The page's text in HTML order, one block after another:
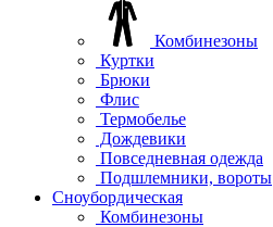
Комбинезоны
Куртки
Брюки
Флис
Термобелье
Дождевики
Повседневная одежда
Подшлемники, вороты
Сноубордическая
Комбинезоны